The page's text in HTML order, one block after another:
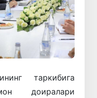
таркибига
доиралари